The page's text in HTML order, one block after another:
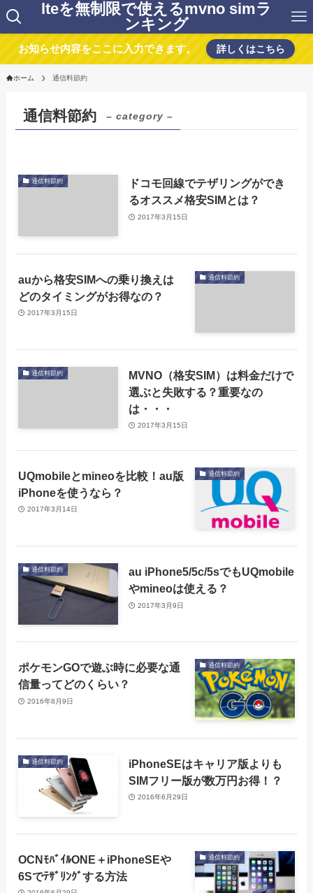
lteを無制限で使えるmvno simラ
ンキング
お知らせ内容をここに入力できます。 詳しくはこちら
ホーム 通信料節約
通信料節約 – category –
通信料節約
ドコモ回線でテザリングができ
るオススメ格安SIMとは？
2017年3月15日
通信料節約
auから格安SIMへの乗り換えは
どのタイミングがお得なの？
2017年3月15日
通信料節約
MVNO（格安SIM）は料金だけで
選ぶと失敗する？重要なの
は・・・
2017年3月15日
通信料節約
UQmobileとmineoを比較！au版
iPhoneを使うなら？
2017年3月14日
通信料節約
au iPhone5/5c/5sでもUQmobile
やmineoは使える？
2017年3月9日
通信料節約
ポケモンGOで遊ぶ時に必要な通
信量ってどのくらい？
2016年8月9日
通信料節約
iPhoneSEはキャリア版よりも
SIMフリー版が数万円お得！？
2016年6月29日
通信料節約
OCNﾓﾊﾞｲﾙONE＋iPhoneSEや
6Sでﾃｻﾞﾘﾝｸﾞする方法